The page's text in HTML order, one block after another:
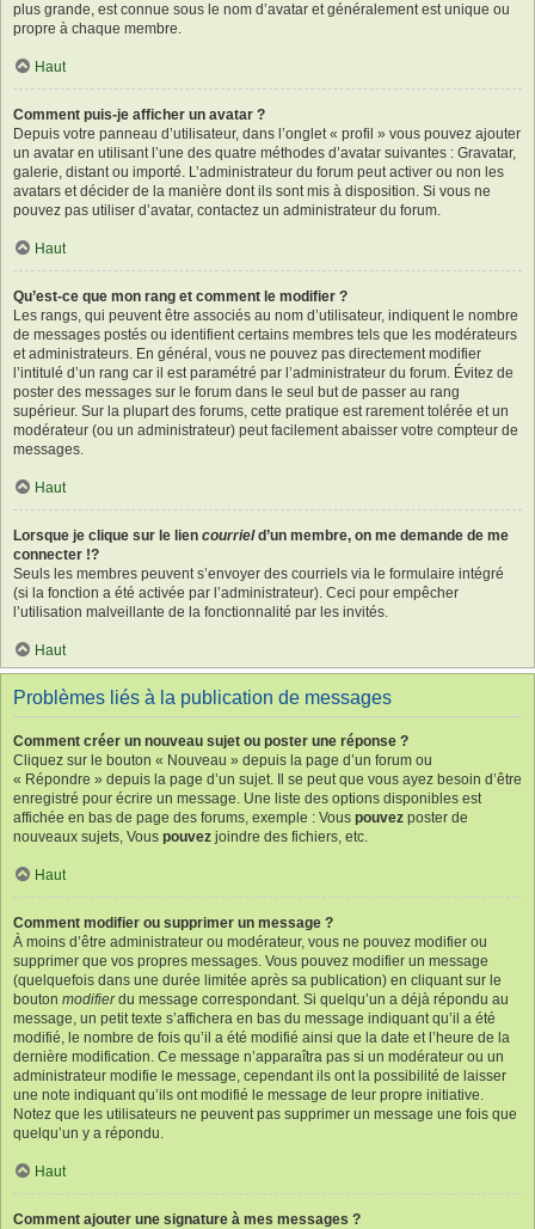
plus grande, est connue sous le nom d’avatar et généralement est unique ou
propre à chaque membre.
Haut
Comment puis-je afficher un avatar ?
Depuis votre panneau d’utilisateur, dans l’onglet « profil » vous pouvez ajouter
un avatar en utilisant l’une des quatre méthodes d’avatar suivantes : Gravatar,
galerie, distant ou importé. L’administrateur du forum peut activer ou non les
avatars et décider de la manière dont ils sont mis à disposition. Si vous ne
pouvez pas utiliser d’avatar, contactez un administrateur du forum.
Haut
Qu’est-ce que mon rang et comment le modifier ?
Les rangs, qui peuvent être associés au nom d’utilisateur, indiquent le nombre
de messages postés ou identifient certains membres tels que les modérateurs
et administrateurs. En général, vous ne pouvez pas directement modifier
l’intitulé d’un rang car il est paramétré par l’administrateur du forum. Évitez de
poster des messages sur le forum dans le seul but de passer au rang
supérieur. Sur la plupart des forums, cette pratique est rarement tolérée et un
modérateur (ou un administrateur) peut facilement abaisser votre compteur de
messages.
Haut
Lorsque je clique sur le lien courrield’un membre, on me demande de me
connecter !?
Seuls les membres peuvent s’envoyer des courriels via le formulaire intégré
(si la fonction a été activée par l’administrateur). Ceci pour empêcher
l’utilisation malveillante de la fonctionnalité par les invités.
Haut
Problèmes liés à la publication de messages
Comment créer un nouveau sujet ou poster une réponse ?
Cliquez sur le bouton « Nouveau » depuis la page d’un forum ou
« Répondre » depuis la page d’un sujet. Il se peut que vous ayez besoin d’être
enregistré pour écrire un message. Une liste des options disponibles est
affichée en bas de page des forums, exemple : Vous pouvez poster de
nouveaux sujets, Vous pouvez joindre des fichiers, etc.
Haut
Comment modifier ou supprimer un message ?
À moins d’être administrateur ou modérateur, vous ne pouvez modifier ou
supprimer que vos propres messages. Vous pouvez modifier un message
(quelquefois dans une durée limitée après sa publication) en cliquant sur le
bouton modifierdu message correspondant. Si quelqu’un a déjà répondu au
message, un petit texte s’affichera en bas du message indiquant qu’il a été
modifié, le nombre de fois qu’il a été modifié ainsi que la date et l’heure de la
dernière modification. Ce message n’apparaîtra pas si un modérateur ou un
administrateur modifie le message, cependant ils ont la possibilité de laisser
une note indiquant qu’ils ont modifié le message de leur propre initiative.
Notez que les utilisateurs ne peuvent pas supprimer un message une fois que
quelqu’un y a répondu.
Haut
Comment ajouter une signature à mes messages ?